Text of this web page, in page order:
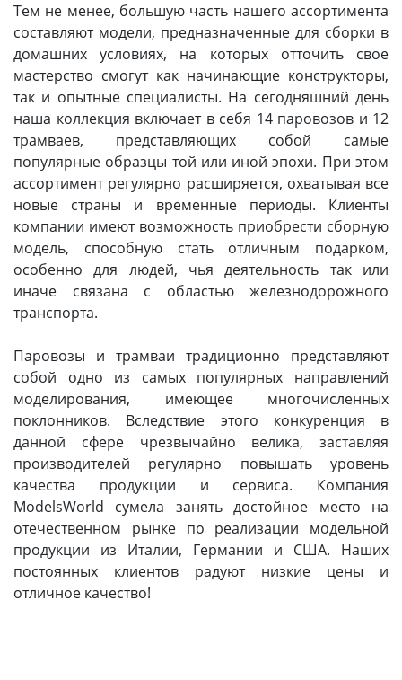
Тем не менее, большую часть нашего ассортимента
составляют модели, предназначенные для сборки в
домашних условиях, на которых отточить свое
мастерство смогут как начинающие конструкторы,
так и опытные специалисты. На сегодняшний день
наша коллекция включает в себя 14 паровозов и 12
трамваев, представляющих собой самые
популярные образцы той или иной эпохи. При этом
ассортимент регулярно расширяется, охватывая все
новые страны и временные периоды. Клиенты
компании имеют возможность приобрести сборную
модель, способную стать отличным подарком,
особенно для людей, чья деятельность так или
иначе связана с областью железнодорожного
транспорта.
Паровозы и трамваи традиционно представляют
собой одно из самых популярных направлений
моделирования, имеющее многочисленных
поклонников. Вследствие этого конкуренция в
данной сфере чрезвычайно велика, заставляя
производителей регулярно повышать уровень
качества продукции и сервиса. Компания
ModelsWorld сумела занять достойное место на
отечественном рынке по реализации модельной
продукции из Италии, Германии и США. Наших
постоянных клиентов радуют низкие цены и
отличное качество!